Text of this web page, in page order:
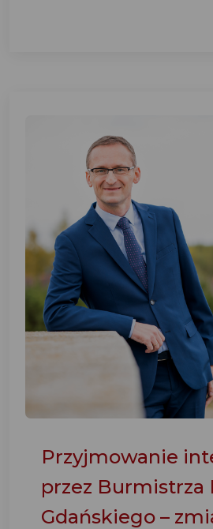
Przyjmowanie
przez Burmistrza
Gdańskiego –